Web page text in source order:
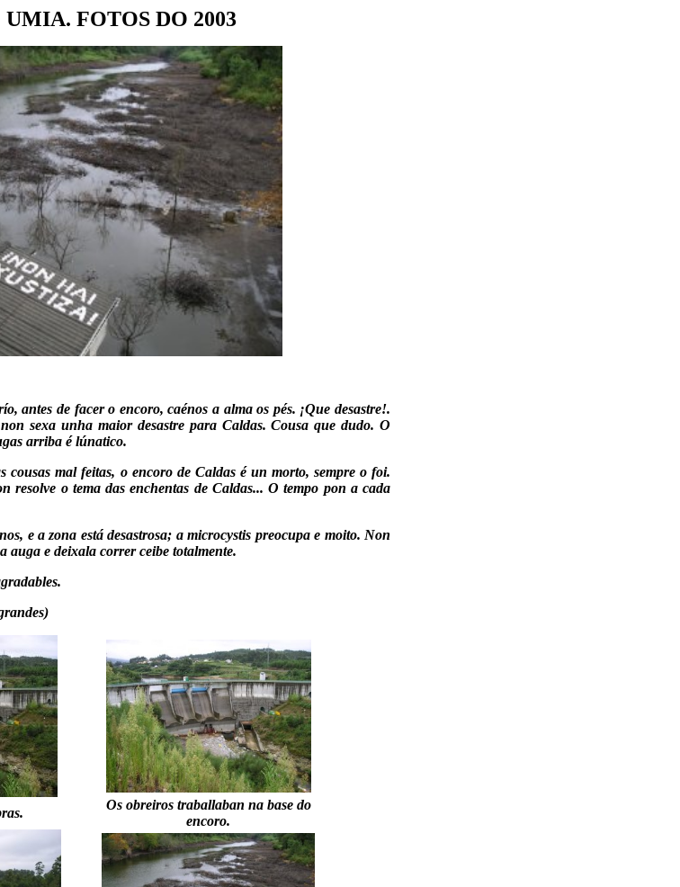
FOTOS DO 2003
antes de facer o encoro, caénos a alma os pés. ¡Que desastre!.
sexa unha maior desastre para Caldas. Cousa que dudo. O
arriba é lúnatico.
cousas mal feitas, o encoro de Caldas é un morto, sempre o foi.
resolve o tema das enchentas de Caldas... O tempo pon a cada
e a zona está desastrosa; a microcystis preocupa e moito. Non
auga e deixala correr ceibe totalmente.
Os obreiros traballaban na base do
encoro.